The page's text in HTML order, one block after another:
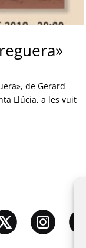
de Gerard
Llúcia, a les vuit